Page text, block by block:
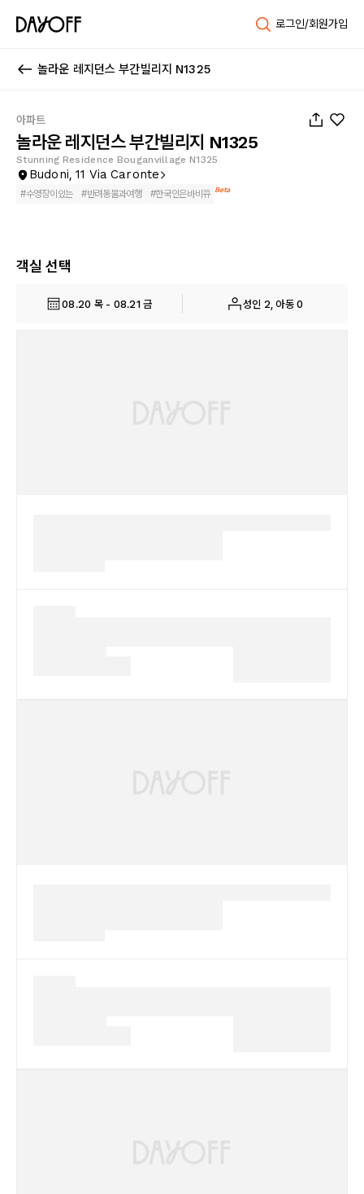
로그인/회원가입
놀라운 레지던스 부간빌리지 N1325
아파트
놀라운 레지던스 부간빌리지 N1325
Stunning Residence Bouganvillage N1325
Budoni, 11 Via Caronte
#수영장이있는 #반려동물과여행 #한국인은바비큐 Beta
객실 선택
08.20 목 - 08.21 금 성인 2, 아동 0